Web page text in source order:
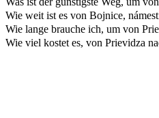
Die preiswerteste Art, von
Wie weit ist es von Bojnice,
Bojnice, námestie ist ungefähr 4
Wie lange brauche ich, um von
Die Fahrt von Prievidza nach
Wie viel kostet es, von Prievidza